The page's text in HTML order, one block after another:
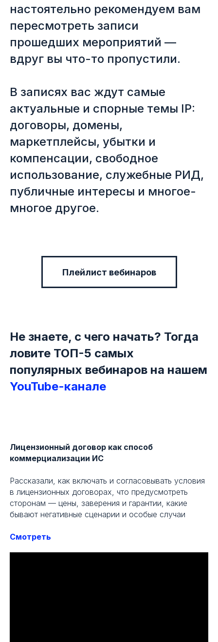
настоятельно рекомендуем вам
пересмотреть записи
прошедших мероприятий —
вдруг вы что-то пропустили.
В записях вас ждут самые
актуальные и спорные темы IP:
договоры, домены,
маркетплейсы, убытки и
компенсации, свободное
использование, служебные РИД,
публичные интересы и многое-
многое другое.
Плейлист вебинаров
Не знаете, с чего начать? Тогда
ловите ТОП-5 самых
популярных вебинаров на нашем
YouTube-канале
Лицензионный договор как способ
коммерциализации ИС
Рассказали, как включать и согласовывать условия
в лицензионных договорах, что предусмотреть
сторонам — цены, заверения и гарантии, какие
бывают негативные сценарии и особые случаи
Смотреть